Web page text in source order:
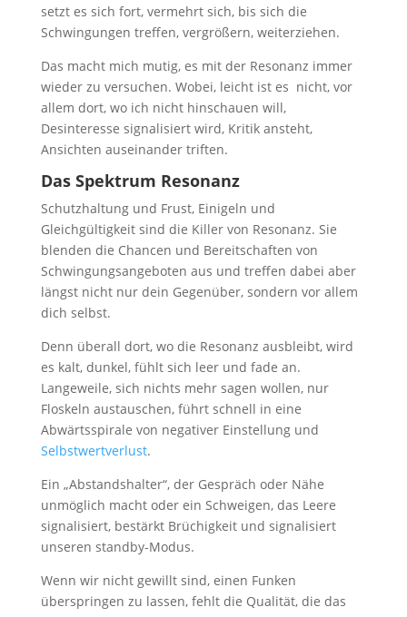
setzt es sich fort, vermehrt sich, bis sich die
Schwingungen treffen, vergrößern, weiterziehen.
Das macht mich mutig, es mit der Resonanz immer
wieder zu versuchen. Wobei, leicht ist es nicht, vor
allem dort, wo ich nicht hinschauen will,
Desinteresse signalisiert wird, Kritik ansteht,
Ansichten auseinander triften.
Das Spektrum Resonanz
Schutzhaltung und Frust, Einigeln und
Gleichgültigkeit sind die Killer von Resonanz. Sie
blenden die Chancen und Bereitschaften von
Schwingungsangeboten aus und treffen dabei aber
längst nicht nur dein Gegenüber, sondern vor allem
dich selbst.
Denn überall dort, wo die Resonanz ausbleibt, wird
es kalt, dunkel, fühlt sich leer und fade an.
Langeweile, sich nichts mehr sagen wollen, nur
Floskeln austauschen, führt schnell in eine
Abwärtsspirale von negativer Einstellung und
Selbstwertverlust.
Ein „Abstandshalter“, der Gespräch oder Nähe
unmöglich macht oder ein Schweigen, das Leere
signalisiert, bestärkt Brüchigkeit und signalisiert
unseren standby-Modus.
Wenn wir nicht gewillt sind, einen Funken
überspringen zu lassen, fehlt die Qualität, die das